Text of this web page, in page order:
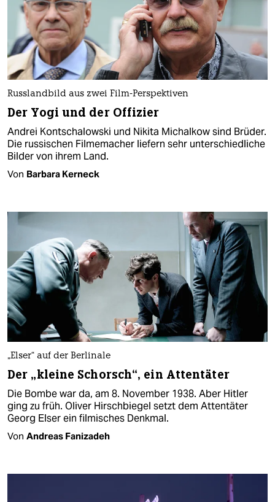
Russlandbild aus zwei Film-Perspektiven
Der Yogi und der Offizier
Andrei Kontschalowski und Nikita Michalkow sind Brüder.
Die russischen Filmemacher liefern sehr unterschiedliche
Bilder von ihrem Land.
Von Barbara Kerneck
„Elser“ auf der Berlinale
Der „kleine Schorsch“, ein Attentäter
Die Bombe war da, am 8. November 1938. Aber Hitler
ging zu früh. Oliver Hirschbiegel setzt dem Attentäter
Georg Elser ein filmisches Denkmal.
Von Andreas Fanizadeh